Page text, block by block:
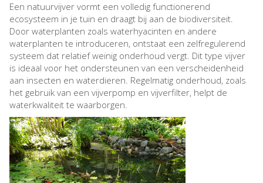
Een natuurvijver vormt een volledig functionerend
ecosysteem in je tuin en draagt bij aan de biodiversiteit.
Door waterplanten zoals waterhyacinten en andere
waterplanten te introduceren, ontstaat een zelfregulerend
systeem dat relatief weinig onderhoud vergt. Dit type vijver
is ideaal voor het ondersteunen van een verscheidenheid
aan insecten en waterdieren. Regelmatig onderhoud, zoals
het gebruik van een vijverpomp en vijverfilter, helpt de
waterkwaliteit te waarborgen.